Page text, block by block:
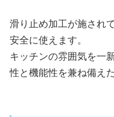
滑り止め加工が施され
安全に使えます。
キッチンの雰囲気を一
性と機能性を兼ね備え